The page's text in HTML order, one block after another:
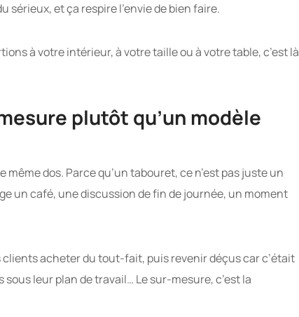
sérieux, et ça respire l’envie de bien faire.
à votre intérieur, à votre taille ou à votre table, c’est là
plutôt qu’un modèle
même dos. Parce qu’un tabouret, ce n’est pas juste un
un café, une discussion de fin de journée, un moment
clients acheter du tout-fait, puis revenir déçus car c’était
leur plan de travail… Le sur-mesure, c’est la